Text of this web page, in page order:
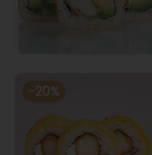
-20%